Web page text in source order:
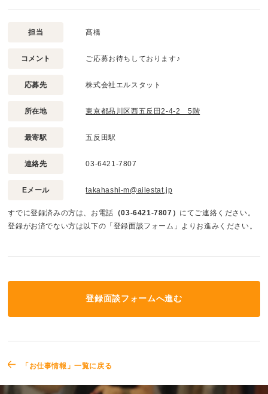
担当 髙橋
コメント ご応募お待ちしております♪
応募先 株式会社エルスタット
所在地 東京都品川区西五反田2-4-2 5階
最寄駅 五反田駅
連絡先 03-6421-7807
Eメール takahashi-m@ailestat.jp
すでに登録済みの方は、お電話 （03-6421-7807） にてご連絡ください。
登録がお済でない方は以下の「登録面談フォーム」よりお進みください。
登録面談フォームへ進む
「お仕事情報」一覧に戻る